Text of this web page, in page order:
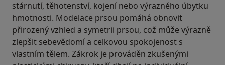
stárnutí, těhotenství, kojení nebo výrazného úbytku
hmotnosti. Modelace prsou pomáhá obnovit
přirozený vzhled a symetrii prsou, což může výrazně
zlepšit sebevědomí a celkovou spokojenost s
vlastním tělem. Zákrok je prováděn zkušenými